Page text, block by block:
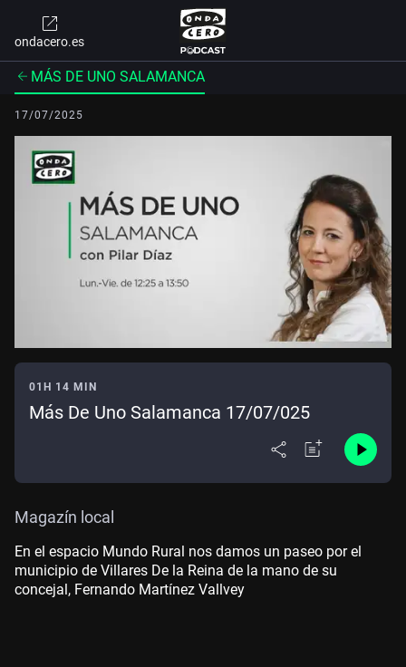
ondacero.es
MÁS DE UNO SALAMANCA
17/07/2025
01H 14 MIN
Más De Uno Salamanca 17/07/025
Magazín local
En el espacio Mundo Rural nos damos un paseo por el
municipio de Villares De la Reina de la mano de su
concejal, Fernando Martínez Vallvey